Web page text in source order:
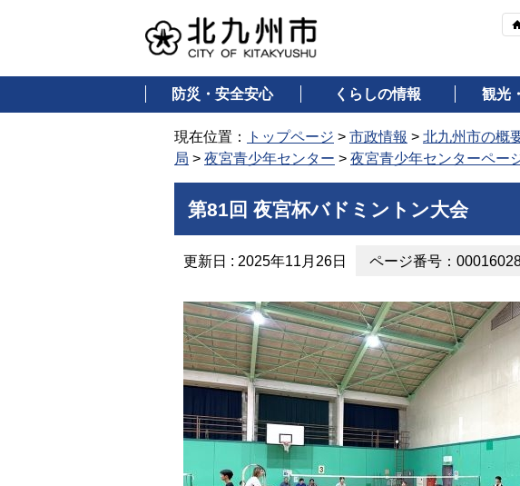
防災・安全安心 くらしの情報 観光
現在位置： トップページ > 市政情報 > 北九州市の概
局 > 夜宮青少年センター > 夜宮青少年センターペー
第81回 夜宮杯バドミントン大会
更新日 : 2025年11月26日 ページ番号：